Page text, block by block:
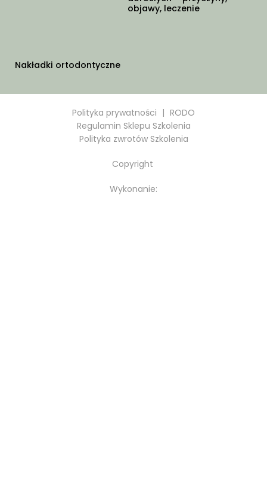
Nakładki ortodontyczne
objawy, leczenie
Polityka prywatności | RODO
Regulamin Sklepu Szkolenia
Polityka zwrotów Szkolenia
Copyright
Wykonanie: